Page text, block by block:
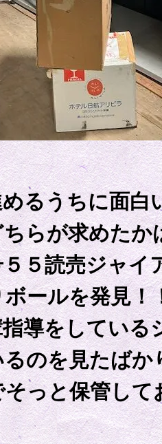
るうちに面白
らが求めたか
５読売ジャイ
ールを発見！
導をしている
のを見たばか
っと保管して